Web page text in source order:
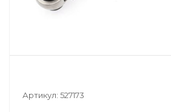
Артикул: 527173